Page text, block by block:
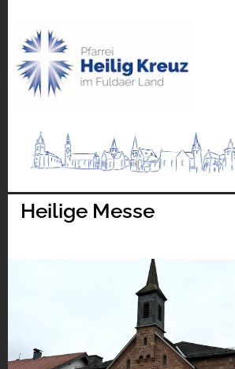
Heilige Messe